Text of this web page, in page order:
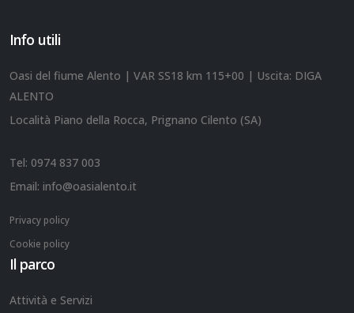
Info utili
Oasi del fiume Alento | VAR SS18 km 115+00 | Uscita: DIGA
ALENTO
Località Piano della Rocca, Prignano Cilento (SA)
Tel: 0974 837 003
Email: info@oasialento.it
Privacy policy
Cookie policy
Il parco
Attività e Servizi